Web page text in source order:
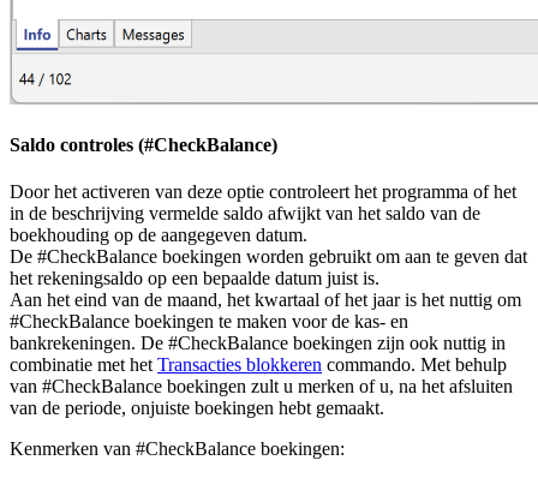
Saldo controles (#CheckBalance)
Door het activeren van deze optie controleert het programma of het
in de beschrijving vermelde saldo afwijkt van het saldo van de
boekhouding op de aangegeven datum.
De #CheckBalance boekingen worden gebruikt om aan te geven dat
het rekeningsaldo op een bepaalde datum juist is.
Aan het eind van de maand, het kwartaal of het jaar is het nuttig om
#CheckBalance boekingen te maken voor de kas- en
bankrekeningen. De #CheckBalance boekingen zijn ook nuttig in
combinatie met hetTransacties blokkeren commando. Met behulp
van #CheckBalance boekingen zult u merken of u, na het afsluiten
van de periode, onjuiste boekingen hebt gemaakt.
Kenmerken van #CheckBalance boekingen: